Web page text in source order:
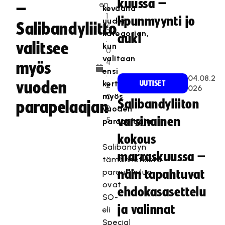
–
Salibandyliitto
valitsee
myös
vuoden
parapelaajan
en
1
5
.
0
4
.
2
0
2
5
keväänä
uuden
kategorian,
kun
valitaan
ensi
kertaa
myös
vuoden
parapelaaja.
Salibandyn
tämänhetkistä
paraurheilua
ovat
SO-
eli
Special
kuussa –
lipunmyynti jo
auki
UUTISET
04.08.2
026
Salibandyliiton
varsinainen
kokous
marraskuussa –
näin tapahtuvat
ehdokasasettelu
ja valinnat